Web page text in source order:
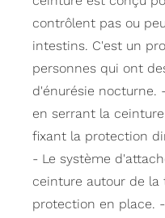
contrôlent pas ou
intestins. C'est un
personnes qui ont
d'énurésie nocturne.
en serrant la
fixant la protection
- Le système
ceinture autour de
protection en place.